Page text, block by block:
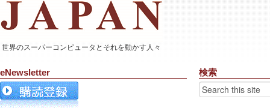
世界のスーパーコンピュータとそれを動かす人々
eNewsletter 検索